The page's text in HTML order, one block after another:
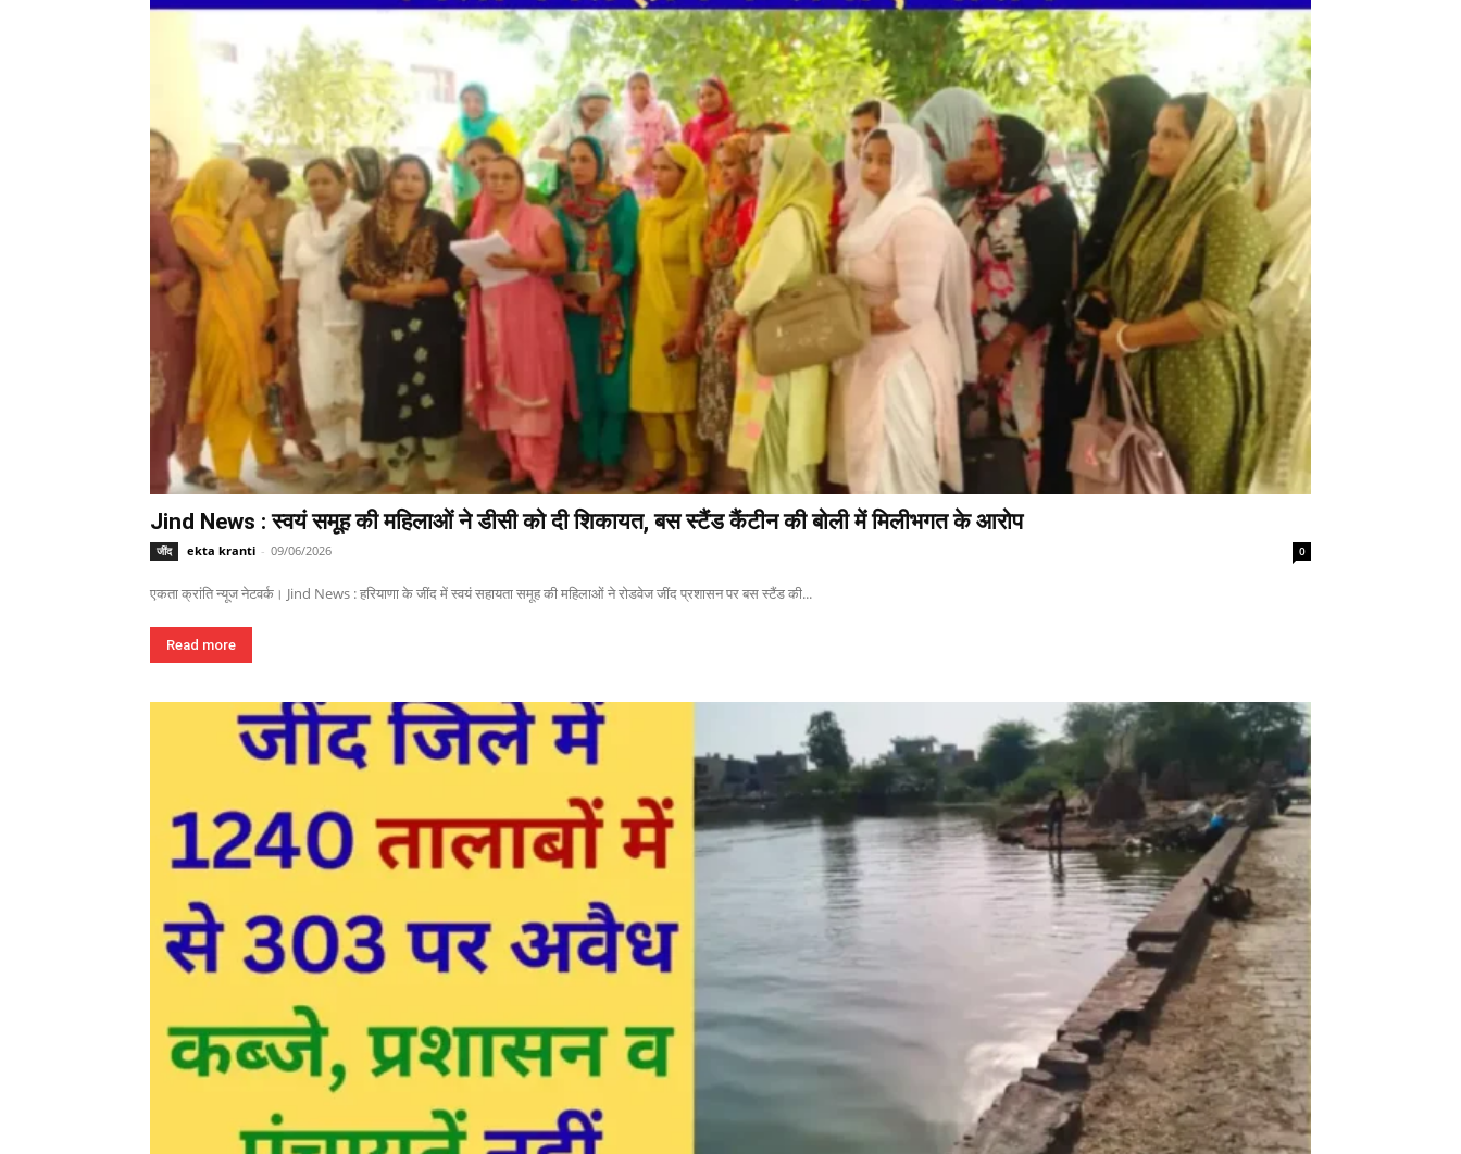
Jind News : स्वयं समूह की महिलाओं ने डीसी को दी शिकायत, बस स्टैंड कैंटीन की बोली में मिलीभगत के आरोप
जींद ekta kranti - 09/06/2026 0
एकता क्रांति न्यूज नेटवर्क। Jind News : हरियाणा के जींद में स्वयं सहायता समूह की महिलाओं ने रोडवेज जींद प्रशासन पर बस स्टैंड की...
Read more